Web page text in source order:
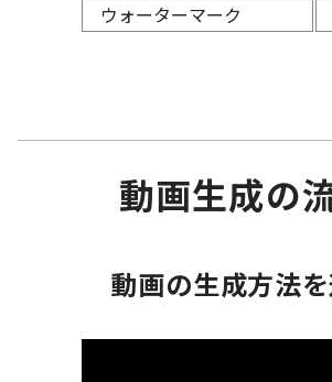
ウォーターマーク
動画生成の
動画の生成方法